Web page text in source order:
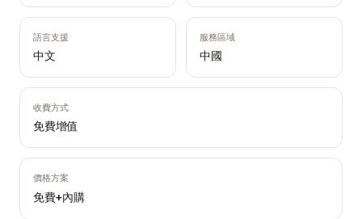
語言支援
中文
服務區域
中國
收費方式
免費增值
價格方案
免費+內購